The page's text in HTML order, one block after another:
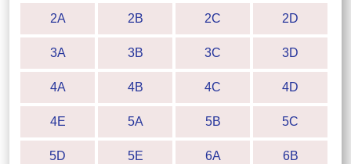
2A 2B 2C 2D
3A 3B 3C 3D
4A 4B 4C 4D
4E 5A 5B 5C
5D 5E 6A 6B